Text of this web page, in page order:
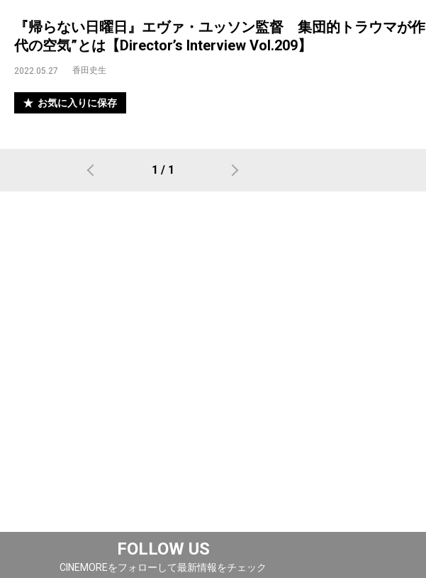
『帰らない日曜日』エヴァ・ユッソン監督 集団的トラウマが
代の空気”とは【Director’s Interview Vol.209】
2022.05.27 香田史生
お気に入りに保存
1 / 1
FOLLOW US
CINEMOREをフォローして最新情報をチェック